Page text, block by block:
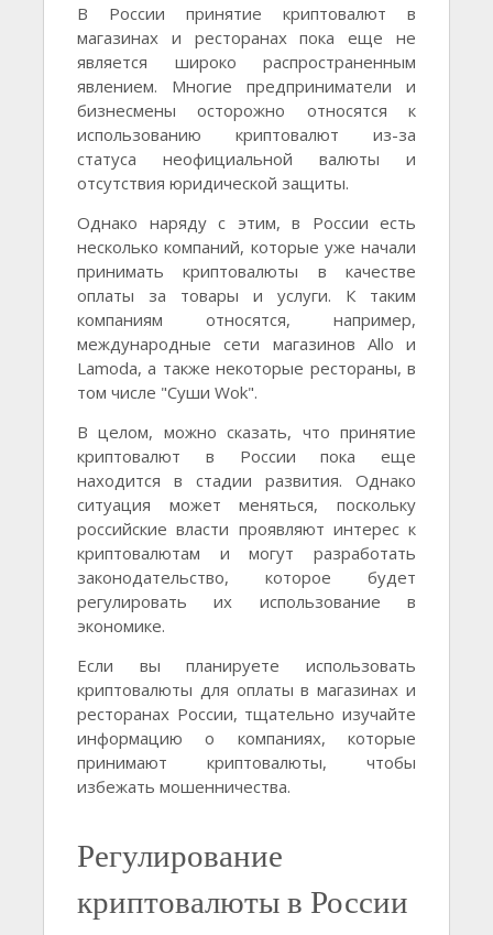
В России принятие криптовалют в
магазинах и ресторанах пока еще не
является широко распространенным
явлением. Многие предприниматели и
бизнесмены осторожно относятся к
использованию криптовалют из-за
статуса неофициальной валюты и
отсутствия юридической защиты.
Однако наряду с этим, в России есть
несколько компаний, которые уже начали
принимать криптовалюты в качестве
оплаты за товары и услуги. К таким
компаниям относятся, например,
международные сети магазинов Allo и
Lamoda, а также некоторые рестораны, в
том числе "Суши Wok".
В целом, можно сказать, что принятие
криптовалют в России пока еще
находится в стадии развития. Однако
ситуация может меняться, поскольку
российские власти проявляют интерес к
криптовалютам и могут разработать
законодательство, которое будет
регулировать их использование в
экономике.
Если вы планируете использовать
криптовалюты для оплаты в магазинах и
ресторанах России, тщательно изучайте
информацию о компаниях, которые
принимают криптовалюты, чтобы
избежать мошенничества.
Регулирование
криптовалюты в России